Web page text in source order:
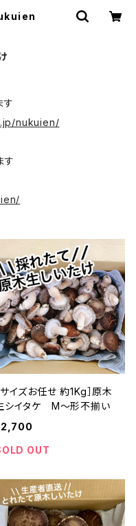
す
nukuien/
す
サイズお任せ 約1Kg］原木
シイタケ M〜形不揃い
OUT